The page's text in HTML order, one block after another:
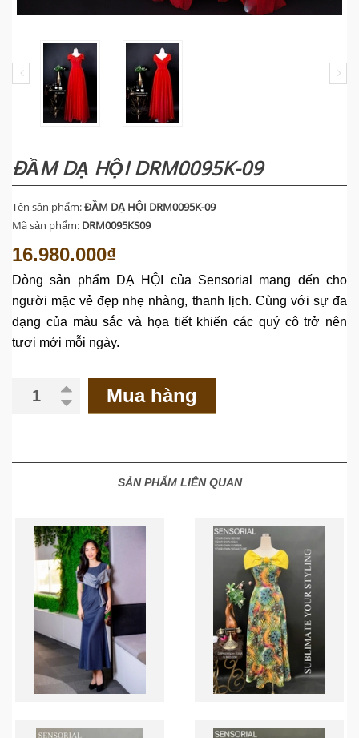
ĐẦM DẠ HỘI DRM0095K-09
Tên sản phẩm:ĐẦM DẠ HỘI DRM0095K-09
Mã sản phẩm: DRM0095KS09
16.980.000₫
Dòngsản phẩm DẠ HỘI của Sensorial mang đến cho
người mặc vẻ đẹp nhẹ nhàng, thanh lịch. Cùng với sự đa
dạng của màu sắc và họa tiết khiến các quý cô trở nên
tươi mới mỗi ngày.
Mua hàng
SẢN PHẨM LIÊN QUAN